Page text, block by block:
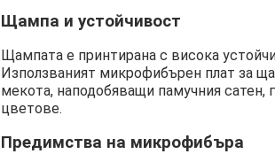
Щампа и устойчивост
Щампата е принтирана с висока
Използваният микрофибърен плат за
мекота, наподобяващи памучния сатен,
цветове.
Предимства на микрофибъра